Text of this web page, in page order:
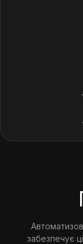
забезпечує